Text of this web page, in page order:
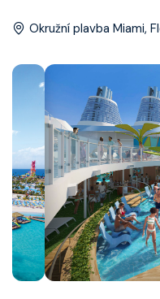
Články
Kontakt
Vyhledat
Okružní plavba Miami,